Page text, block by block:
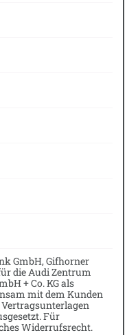
GmbH, Gifhorner
die Audi Zentrum
+ Co. KG als
mit dem Kunden
Für
Widerrufsrecht.